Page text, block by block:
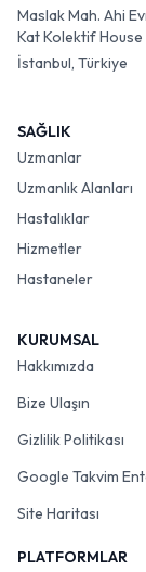
Maslak Mah. Ahi
Kat Kolektif House
İstanbul, Türkiye
SAĞLIK
Uzmanlar
Uzmanlık Alanları
Hastalıklar
Hizmetler
Hastaneler
KURUMSAL
Hakkımızda
Bize Ulaşın
Gizlilik Politikası
Google Takvim
Site Haritası
PLATFORMLAR